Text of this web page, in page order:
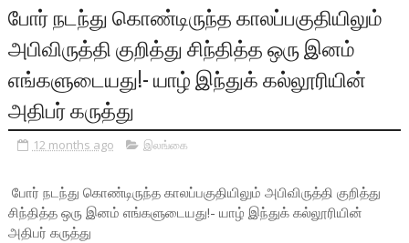
போர் நடந்து கொண்டிருந்த காலப்பகுதியிலும்
அபிவிருத்தி குறித்து சிந்தித்த ஒரு இனம்
எங்களுடையது!- யாழ் இந்துக் கல்லூரியின்
அதிபர் கருத்து
12 months ago இலங்கை
போர் நடந்து கொண்டிருந்த காலப்பகுதியிலும் அபிவிருத்தி குறித்து
சிந்தித்த ஒரு இனம் எங்களுடையது!- யாழ் இந்துக் கல்லூரியின்
அதிபர் கருத்து